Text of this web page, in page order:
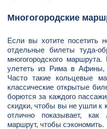
Многогородские
Если вы хотите посетить
отдельные билеты туда-
многогородского
улететь из Рима в
Часто такие кольцевые
классические открытые
борются за каждого
скидки, чтобы вы не ушли к
отлично показывает,
маршрут, чтобы сэкономить.